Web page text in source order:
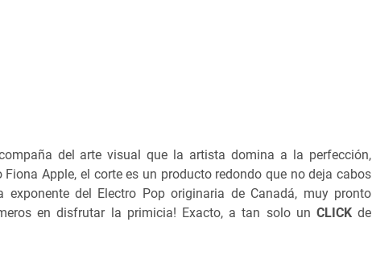
del arte visual que la artista domina a la perfección,
Apple, el corte es un producto redondo que no deja cabos
del Electro Pop originaria de Canadá, muy pronto
en disfrutar la primicia! Exacto, a tan solo un CLICKde